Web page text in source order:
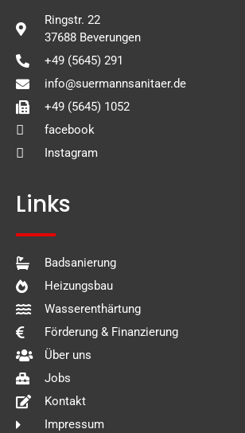
Ringstr. 22
37688 Beverungen
+49 (5645) 291
info@suermannsanitaer.de
+49 (5645) 1052
facebook
Instagram
Links
Badsanierung
Heizungsbau
Wasserenthärtung
Förderung & Finanzierung
Über uns
Jobs
Kontakt
Impressum